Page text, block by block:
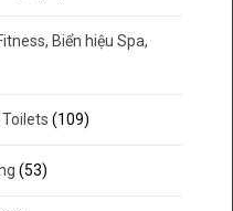
Biển hiệu Spa,
Toilets (109)
(53)